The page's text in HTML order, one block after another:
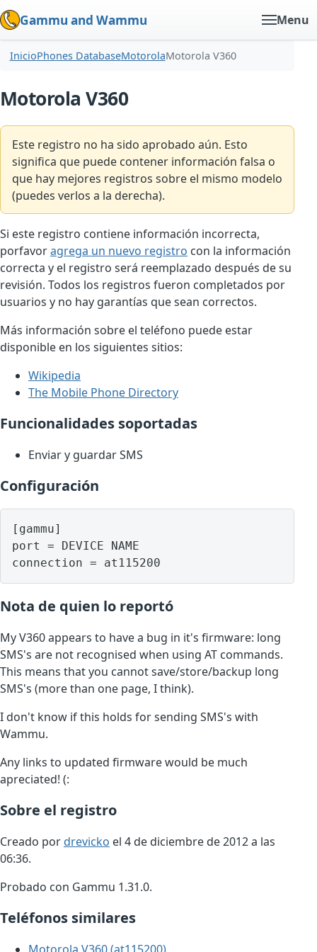
Gammu and Wammu Menu
InicioPhones DatabaseMotorolaMotorola V360
Motorola V360
Este registro no ha sido aprobado aún. Esto
significa que puede contener información falsa o
que hay mejores registros sobre el mismo modelo
(puedes verlos a la derecha).
Si este registro contiene información incorrecta,
porfavoragrega un nuevo registro con la información
correcta y el registro será reemplazado después de su
revisión. Todos los registros fueron completados por
usuarios y no hay garantías que sean correctos.
Más información sobre el teléfono puede estar
disponible en los siguientes sitios:
Wikipedia
The Mobile Phone Directory
Funcionalidades soportadas
Enviar y guardar SMS
Configuración
[gammu]
port = DEVICE NAME
Nota de quien lo reportó
My V360 appears to have a bug in it's firmware: long
SMS's are not recognised when using AT commands.
This means that you cannot save/store/backup long
SMS's (more than one page, I think).
I don't know if this holds for sending SMS's with
Wammu.
Any links to updated firmware would be much
apreciated! (:
Sobre el registro
Creado pordrevicko el 4 de diciembre de 2012 a las
06:36.
Probado con Gammu 1.31.0.
Teléfonos similares